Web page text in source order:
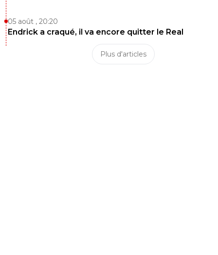
05 août , 20:20
Endrick a craqué, il va encore quitter le Real
Plus d'articles